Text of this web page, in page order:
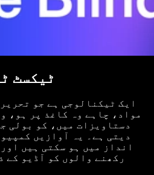
ٹیکسٹ
مواد، چاہے وہ کاغذ پر ہو،
دستاویزات میں، کو بولی
دیتی ہے۔ یہ آوازیں
انداز میں ہو سکتی ہیں
رکھنے والوں کو آڈیو کے